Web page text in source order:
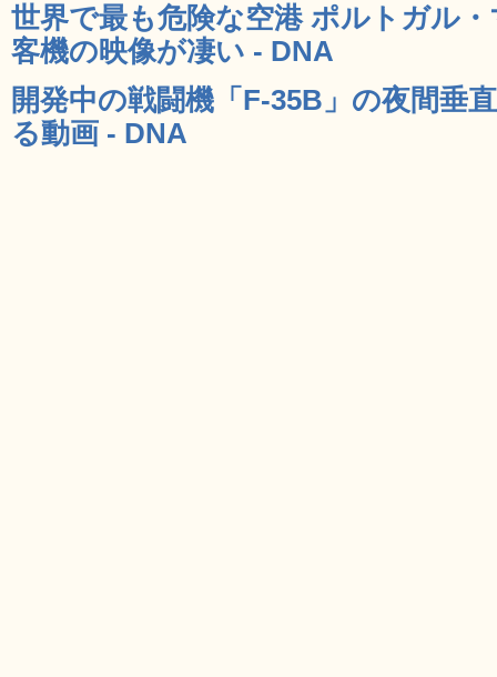
世界で最も危険な空港 ポルトガル
客機の映像が凄い - DNA
開発中の戦闘機「F-35B」の夜間垂
る動画 - DNA